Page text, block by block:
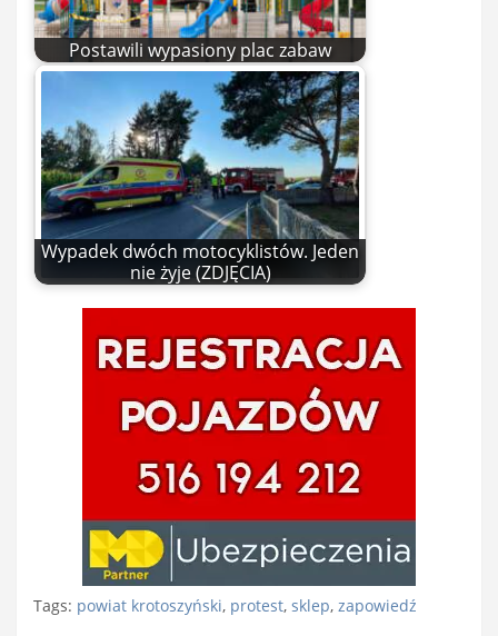
Postawili wypasiony plac zabaw
Wypadek dwóch motocyklistów. Jeden
nie żyje (ZDJĘCIA)
Tags: powiat krotoszyński, protest, sklep, zapowiedź